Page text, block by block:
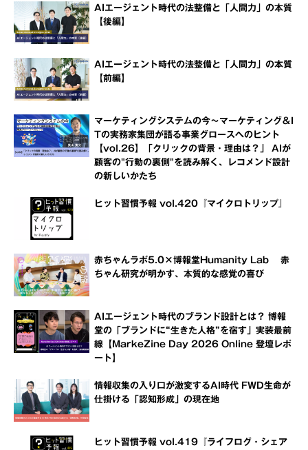
AIエージェント時代の法整備と「人間力」の本質
【後編】
AIエージェント時代の法整備と「人間力」の本質
【前編】
マーケティングシステムの今～マーケティング＆I
Tの実務家集団が語る事業グロースへのヒント
【vol.26】「クリックの背景・理由は？」 AIが
顧客の"行動の裏側"を読み解く、レコメンド設計
の新しいかたち
ヒット習慣予報 vol.420『マイクロトリップ』
赤ちゃんラボ5.0×博報堂Humanity Lab 赤
ちゃん研究が明かす、本質的な感覚の喜び
AIエージェント時代のブランド設計とは？ 博報
堂の「ブランドに“生きた人格”を宿す」実装最前
線【MarkeZine Day 2026 Online 登壇レポ
ート】
情報収集の入り口が激変するAI時代 FWD生命が
仕掛ける「認知形成」の現在地
ヒット習慣予報 vol.419『ライフログ・シェア